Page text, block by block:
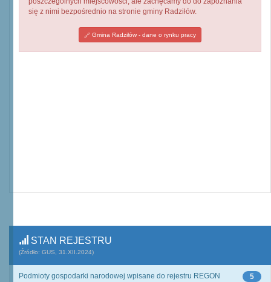
się z nimi bezpośrednio na stronie gminy Radziłów.
Gmina Radziłów - dane o rynku pracy
STAN REJESTRU
(Źródło: GUS, 31.XII.2024)
5
Podmioty gospodarki narodowej wpisane do rejestru REGON